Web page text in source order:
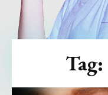
Tag: